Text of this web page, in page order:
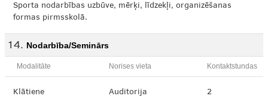
Sporta nodarbības uzbūve, mērķi, līdzekļi, organizēšanas
formas pirmsskolā.
Nodarbība/Seminārs
Modalitāte Norises vieta Kontaktstundas
Klātiene Auditorija 2